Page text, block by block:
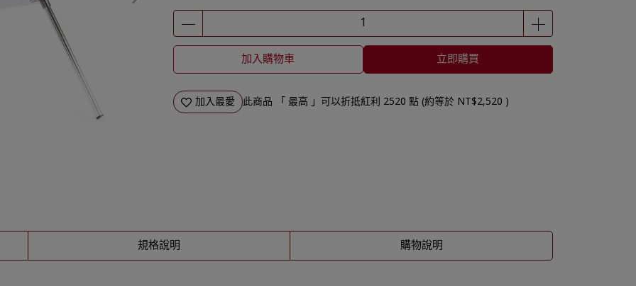
加入購物車 立即購買
加入最愛 此商品 「 最高 」可以折抵紅利 2520 點 (約等於 NT$2,520 )
規格說明 購物說明